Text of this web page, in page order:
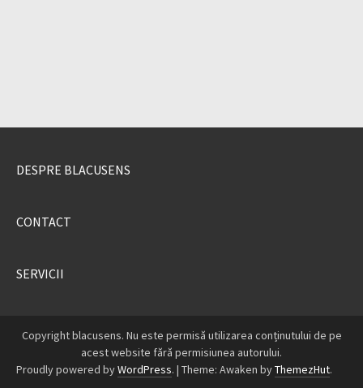
DESPRE BLACUSENS
CONTACT
SERVICII
Copyright blacusens. Nu este permisă utilizarea conținutului de pe
acest website fără permisiunea autorului.
Proudly powered byWordPress. | Theme: Awaken byThemezHut.